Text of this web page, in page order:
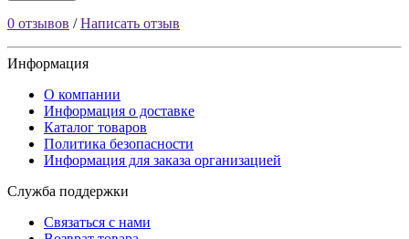
0 отзывов /Написать отзыв
Информация
О компании
Информация о доставке
Каталог товаров
Политика безопасности
Информация для заказа организацией
Служба поддержки
Связаться с нами